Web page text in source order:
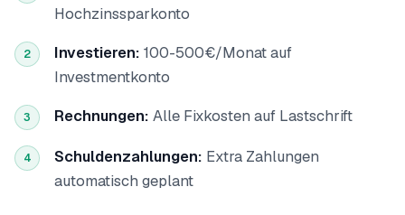
Hochzinssparkonto
2 Investieren: 100-500€/Monat auf
Investmentkonto
3 Rechnungen: Alle Fixkosten auf Lastschrift
4 Schuldenzahlungen: Extra Zahlungen
automatisch geplant